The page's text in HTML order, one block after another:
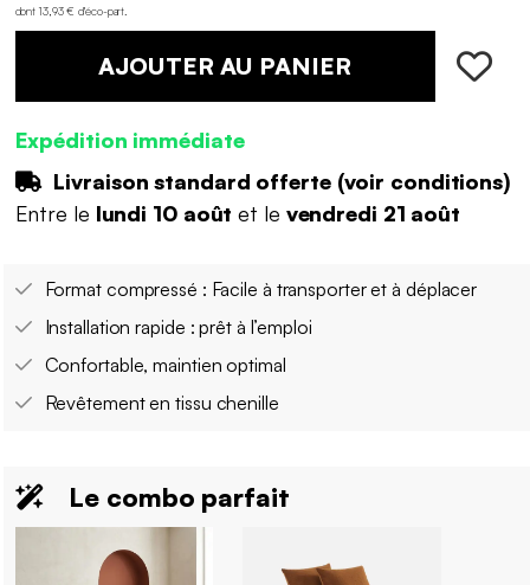
dont 13,93 € d'éco-part
AJOUTER AU PANIER
Expédition immédiate
Livraison standard offerte (voir conditions)
Entre le lundi 10 août et le vendredi 21 août
Format compressé : Facile à transporter et à déplacer
Installation rapide : prêt à l’emploi
Confortable, maintien optimal
Revêtement en tissu chenille
Le combo parfait